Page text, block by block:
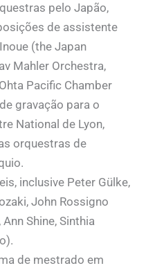
pelo Japão,
de assistente
(the Japan
Mahler Orchestra,
Pacific Chamber
gravação para o
National de Lyon,
orquestras de
inclusive Peter Gülke,
John Rossigno
Shine, Sinthia
de mestrado em